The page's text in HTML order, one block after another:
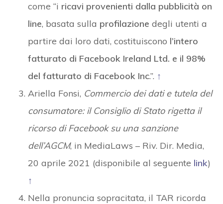
come “i ricavi provenienti dalla pubblicità on
line, basata sulla profilazione degli utenti a
partire dai loro dati, costituiscono l’intero
fatturato di Facebook Ireland Ltd. e il 98%
del fatturato di Facebook Inc.”. ↑
Ariella Fonsi, Commercio dei dati e tutela del
consumatore: il Consiglio di Stato rigetta il
ricorso di Facebook su una sanzione
dell’AGCM, in MediaLaws – Riv. Dir. Media,
20 aprile 2021 (disponibile al seguente link)
↑
Nella pronuncia sopracitata, il TAR ricorda